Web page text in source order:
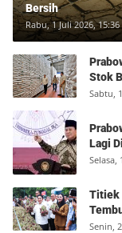
Bersih
Rabu, 1 Juli 2026, 15:36
Stok
Sabtu,
Lagi
Selasa,
Titiek
Juta
Senin,